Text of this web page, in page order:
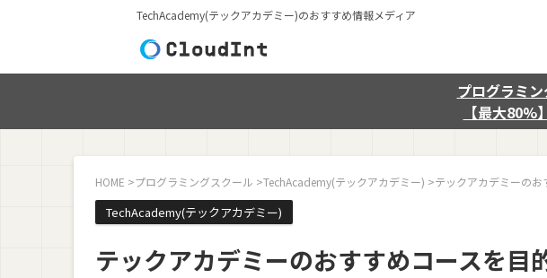
TechAcademy(テックアカデミー)のおすすめ情報メディア
プログラミ
【最大
HOME >プログラミングスクール >TechAcademy(テックアカデミー) >テックアカデミーの
TechAcademy(テックアカデミー)
テックアカデミーのおすすめコースを目